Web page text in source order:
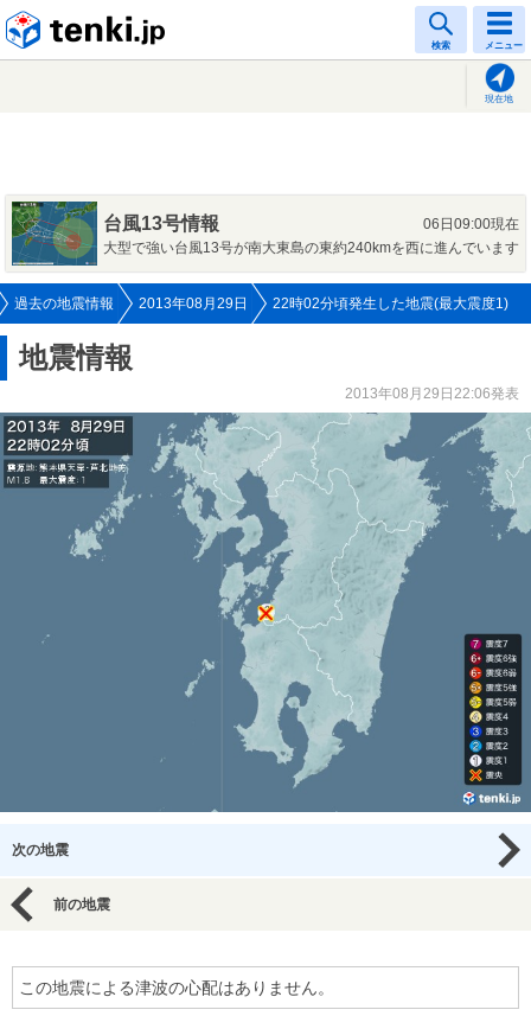
検索 メニュー
現在地
台風13号情報
06日09:00現在
大型で強い台風13号が南大東島の東約240kmを西に進んでいます
過去の地震情報 2013年08月29日 22時02分頃発生した地震(最大震度1)
地震情報
2013年08月29日22:06発表
次の地震
前の地震
この地震による津波の心配はありません。